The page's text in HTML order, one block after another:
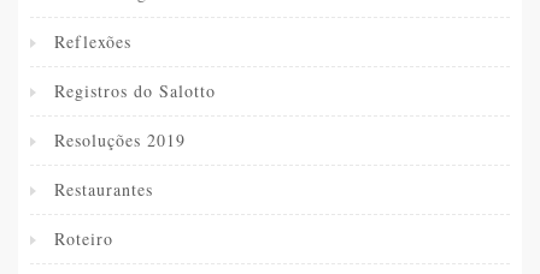
Reflexões
Registros do Salotto
Resoluções 2019
Restaurantes
Roteiro